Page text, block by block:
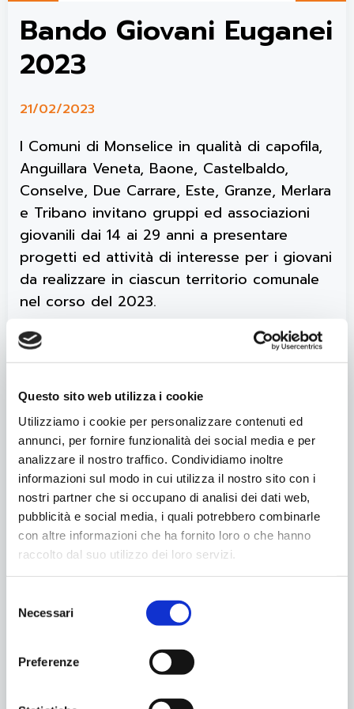
Questo sito web utilizza i cookie
Utilizziamo i cookie per personalizzare contenuti ed
annunci, per fornire funzionalità dei social media e per
analizzare il nostro traffico. Condividiamo inoltre
informazioni sul modo in cui utilizza il nostro sito con i
nostri partner che si occupano di analisi dei dati web,
pubblicità e social media, i quali potrebbero combinarle
con altre informazioni che ha fornito loro o che hanno
raccolto dal suo utilizzo dei loro servizi.
delNecessari
Preferenze
Bando Giovani Euganei
2023
21/02/2023
I Comuni di Monselice in qualità di capofila,
Anguillara Veneta, Baone, Castelbaldo,
Conselve, Due Carrare, Este, Granze, Merlara
e Tribano invitano gruppi ed associazioni
giovanili dai 14 ai 29 anni a presentare
progetti ed attività di interesse per i giovani
da realizzare in ciascun territorio comunale
nel corso del 2023.
Per ogni territorio comunale sono disponibili
€.3.000,000per finanziare i progetti
criteri di valutazione del presente bando.
Vedi il Bando allegato e utilizza il modulo di
raccolta idee progettuali per presentare la
tua proposta!
PARTECIPA, PRESENTA LA TUA IDEA!
• Bando Giovani Euganei 2023
Condividilo
Piano Giovani